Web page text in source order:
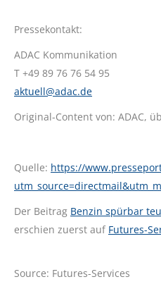
Pressekontakt:
ADAC Kommunikation
T +49 89 76 76 54 95
aktuell@adac.de
Original-Content von: ADAC,
Quelle: https://
Der Beitrag Benzin spürbar
erschien zuerst auf Futures-
Source: Futures-Services